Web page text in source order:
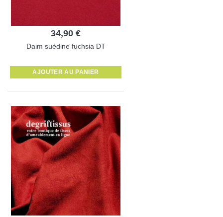
34,90 €
Daim suédine fuchsia DT
AJOUTER AU PANIER